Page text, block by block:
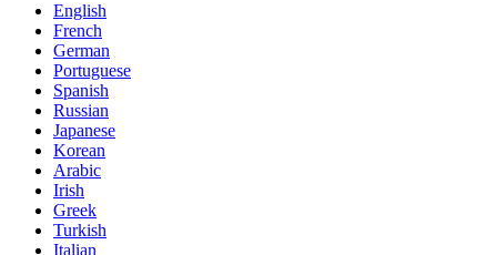
English
French
German
Portuguese
Spanish
Russian
Japanese
Korean
Arabic
Irish
Greek
Turkish
Italian